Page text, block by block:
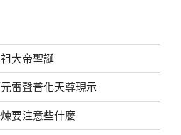
大帝聖誕
雷聲普化天尊現示
要注意些什麼